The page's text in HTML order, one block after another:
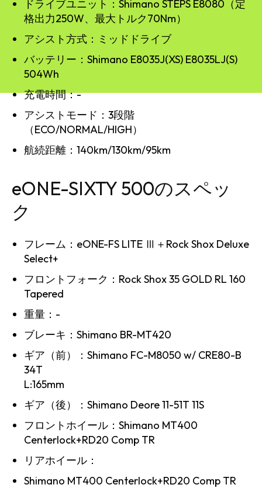
ドライブユニット：Shimano STEPS E8080（定
格出力250W、最大トルク70Nm）
アシスト方式：ミッドドライブ
バッテリー：Shimano E8035J(XS) E8035LJ(S)
504Wh
充電時間：-
アシストモード：3段階
（ECO/NORMAL/HIGH）
航続距離：140km/130km/95km
eONE-SIXTY 500のスペッ
ク
フレーム：eONE-FS LITE Ⅲ＋Rock Shox Deluxe
Select+
フロントフォーク：Rock Shox 35 GOLD RL 160
Tapered
重量：-
ブレーキ：Shimano BR-MT420
ギア（前）：Shimano FC-M8050 w/ CRE80-B
34T
L:165mm
ギア（後）：Shimano Deore 11-51T 11S
フロントホイール：Shimano MT400
Centerlock+RD20 Comp TR
リアホイール：
Shimano MT400 Centerlock+RD20 Comp TR